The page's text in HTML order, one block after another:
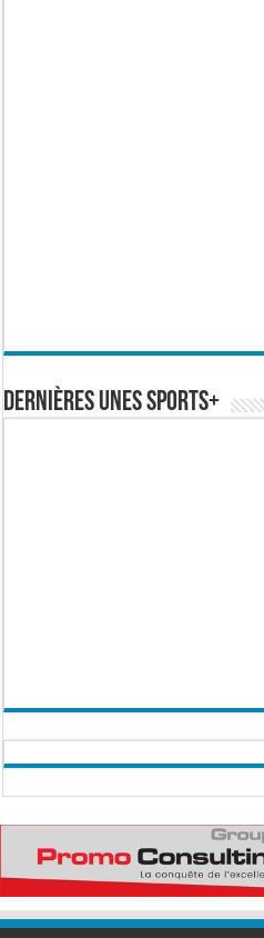
Dernières Unes Sports+